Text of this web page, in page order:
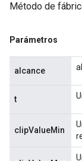
Método de
Parámetros
alcance
t
clipValueMin